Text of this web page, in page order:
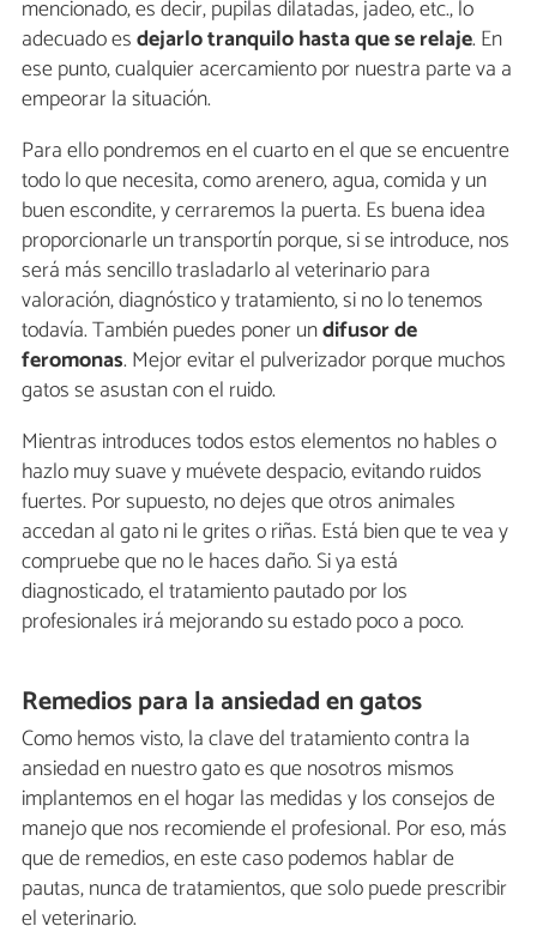
mencionado, es decir, pupilas dilatadas, jadeo, etc., lo
adecuado esdejarlo tranquilo hasta que se relaje. En
ese punto, cualquier acercamiento por nuestra parte va a
empeorar la situación.
Para ello pondremos en el cuarto en el que se encuentre
todo lo que necesita, como arenero, agua, comida y un
buen escondite, y cerraremos la puerta. Es buena idea
proporcionarle un transportín porque, si se introduce, nos
será más sencillo trasladarlo al veterinario para
valoración, diagnóstico y tratamiento, si no lo tenemos
todavía. También puedes poner undifusor de
feromonas. Mejor evitar el pulverizador porque muchos
gatos se asustan con el ruido.
Mientras introduces todos estos elementos no hables o
hazlo muy suave y muévete despacio, evitando ruidos
fuertes. Por supuesto, no dejes que otros animales
accedan al gato ni le grites o riñas. Está bien que te vea y
compruebe que no le haces daño. Si ya está
diagnosticado, el tratamiento pautado por los
profesionales irá mejorando su estado poco a poco.
Remedios para la ansiedad en gatos
Como hemos visto, la clave del tratamiento contra la
ansiedad en nuestro gato es que nosotros mismos
implantemos en el hogar las medidas y los consejos de
manejo que nos recomiende el profesional. Por eso, más
que de remedios, en este caso podemos hablar de
pautas, nunca de tratamientos, que solo puede prescribir
el veterinario.